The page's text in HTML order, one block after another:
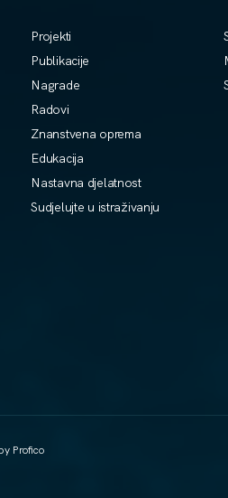
Projekti
Publikacije
Nagrade
Radovi
Znanstvena oprema
Edukacija
Nastavna djelatnost
Sudjelujte u istraživanju
Profico